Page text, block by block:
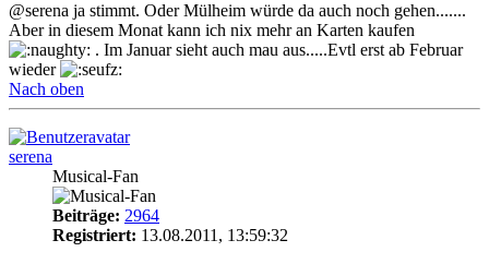
@serena ja stimmt. Oder Mülheim würde da auch noch gehen.......
Aber in diesem Monat kann ich nix mehr an Karten kaufen
. Im Januar sieht auch mau aus.....Evtl erst ab Februar
wieder
Nach oben
serena
Musical-Fan
Beiträge: 2964
Registriert: 13.08.2011, 13:59:32